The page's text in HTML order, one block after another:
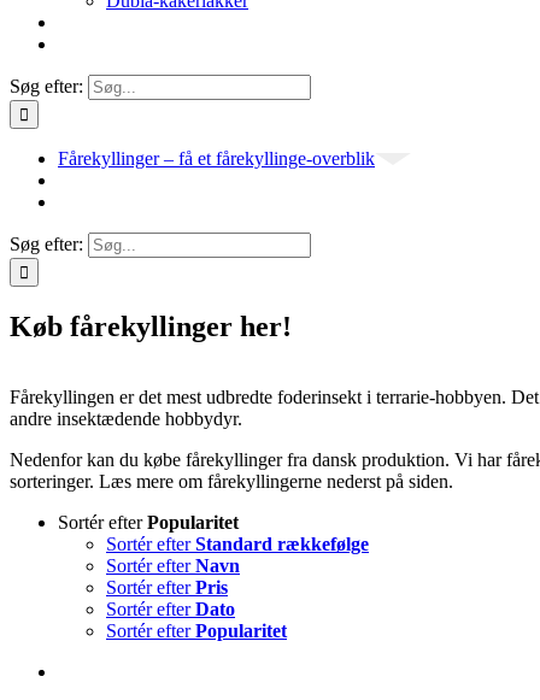
Søg efter:
Fårekyllinger – få et fårekyllinge-overblik
Søg efter:
Køb fårekyllinger her!
Fårekyllingen er det mest udbredte foderinsekt i terrarie-hobbyen.
andre insektædende hobbydyr.
Nedenfor kan du købe fårekyllinger fra dansk produktion. Vi har
sorteringer. Læs mere om fårekyllingerne nederst på siden.
Sortér efterPopularitet
Sortér efterStandard rækkefølge
Sortér efterNavn
Sortér efterPris
Sortér efterDato
Sortér efterPopularitet